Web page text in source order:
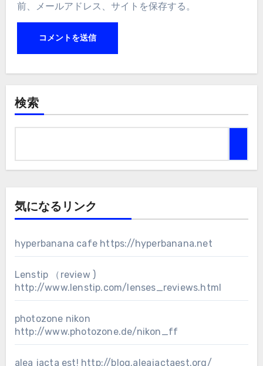
前、メールアドレス、サイトを保存する。
検索
気になるリンク
hyperbanana cafe https://hyperbanana.net
Lenstip （review )
http://www.lenstip.com/lenses_reviews.html
photozone nikon
http://www.photozone.de/nikon_ff
alea jacta est! http://blog.aleajactaest.org/